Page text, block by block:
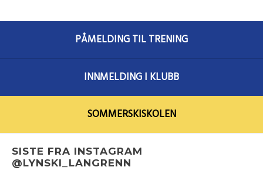
PÅMELDING TIL TRENING
INNMELDING I KLUBB
SOMMERSKISKOLEN
SISTE FRA INSTAGRAM
@LYNSKI_LANGRENN